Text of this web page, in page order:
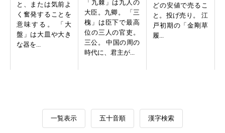
と、または気前よ
く奮発することを
意味する。 「大
盤」は大皿や大き
な器を...
「九棘」は九人の
大臣。九卿。 「三
槐」は臣下で最高
位の三人の官吏。
三公。 中国の周の
時代に、君主が...
どの安値で売るこ
と。投げ売り。 江
戸初期の「金剛草
履...
一覧表示 五十音順 漢字検索